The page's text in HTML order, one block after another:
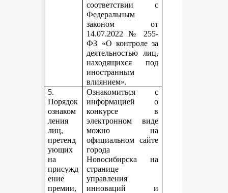
соответствии с
Федеральным
законом от
14.07.2022 № 255-
ФЗ «О контроле за
деятельностью лиц,
находящихся под
иностранным
влиянием».
5.
Порядок
ознаком
ления
лиц,
претенд
ующих
на
присужд
ение
премии,
Ознакомиться с
информацией о
конкурсе в
электронном виде
можно на
официальном сайте
города
Новосибирска на
странице
управления
инноваций и